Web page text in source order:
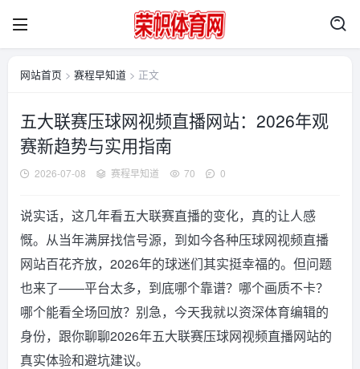
网站首页 > 赛程早知道 > 正文
五大联赛压球网视频直播网站：2026年观
赛新趋势与实用指南
2026-07-08 赛程早知道 70 0
说实话，这几年看五大联赛直播的变化，真的让人感
慨。从当年满屏找信号源，到如今各种压球网视频直播
网站百花齐放，2026年的球迷们其实挺幸福的。但问题
也来了——平台太多，到底哪个靠谱？哪个画质不卡？
哪个能看全场回放？别急，今天我就以资深体育编辑的
身份，跟你聊聊2026年五大联赛压球网视频直播网站的
真实体验和避坑建议。